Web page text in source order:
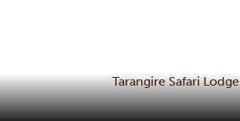
Tarangire Safari Lodge